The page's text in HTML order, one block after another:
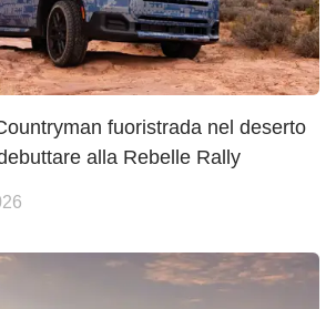
fuoristrada nel deserto
alla Rebelle Rally